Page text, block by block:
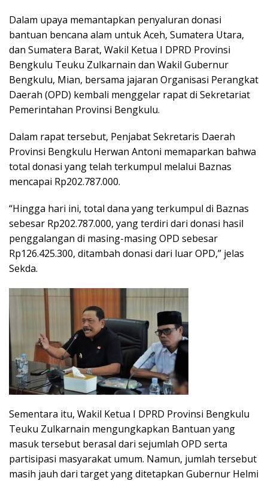
Dalam upaya memantapkan penyaluran donasi
bantuan bencana alam untuk Aceh, Sumatera Utara,
dan Sumatera Barat, Wakil Ketua I DPRD Provinsi
Bengkulu Teuku Zulkarnain dan Wakil Gubernur
Bengkulu, Mian, bersama jajaran Organisasi Perangkat
Daerah (OPD) kembali menggelar rapat di Sekretariat
Pemerintahan Provinsi Bengkulu.
Dalam rapat tersebut, Penjabat Sekretaris Daerah
Provinsi Bengkulu Herwan Antoni memaparkan bahwa
total donasi yang telah terkumpul melalui Baznas
mencapai Rp202.787.000.
“Hingga hari ini, total dana yang terkumpul di Baznas
sebesar Rp202.787.000, yang terdiri dari donasi hasil
penggalangan di masing-masing OPD sebesar
Rp126.425.300, ditambah donasi dari luar OPD,” jelas
Sekda.
Sementara itu, Wakil Ketua I DPRD Provinsi Bengkulu
Teuku Zulkarnain mengungkapkan Bantuan yang
masuk tersebut berasal dari sejumlah OPD serta
partisipasi masyarakat umum. Namun, jumlah tersebut
masih jauh dari target yang ditetapkan Gubernur Helmi